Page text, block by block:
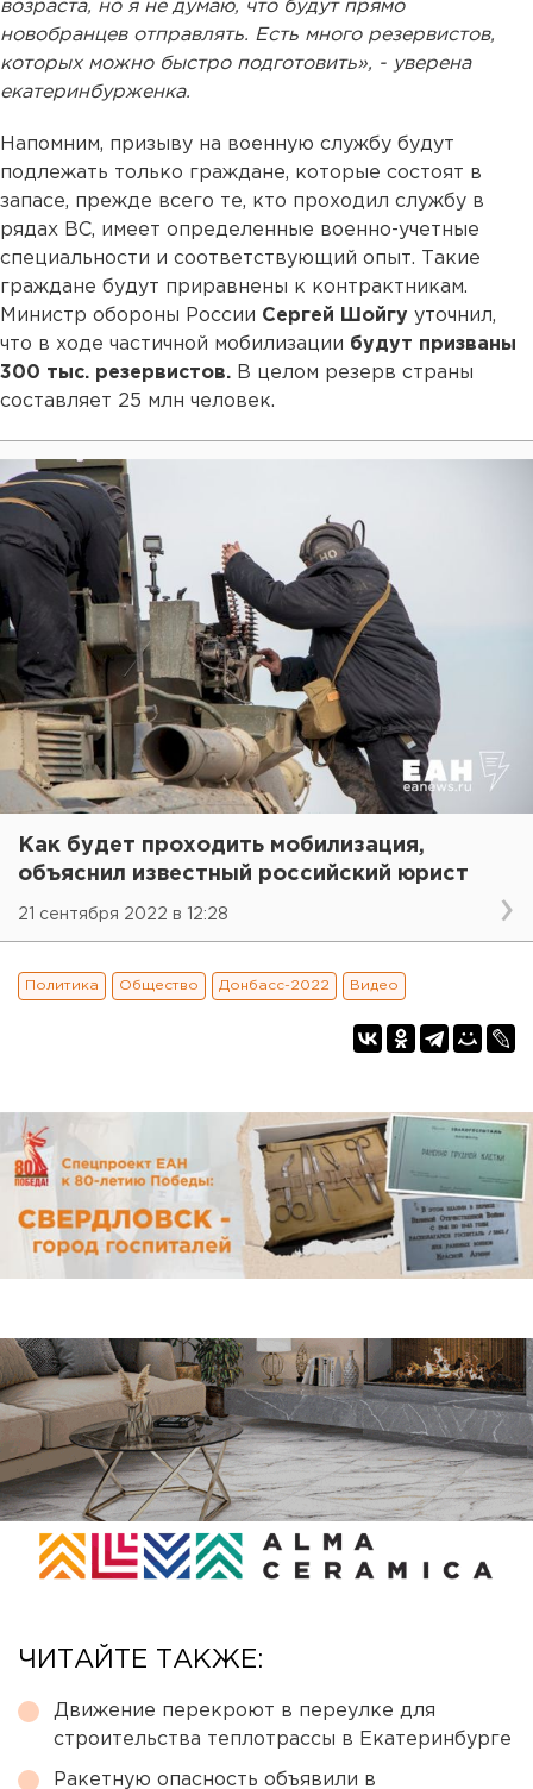
возраста, но я не думаю, что будут прямо
новобранцев отправлять. Есть много резервистов,
которых можно быстро подготовить», - уверена
екатеринбурженка.
Напомним, призыву на военную службу будут
подлежать только граждане, которые состоят в
запасе, прежде всего те, кто проходил службу в
рядах ВС, имеет определенные военно-учетные
специальности и соответствующий опыт. Такие
граждане будут приравнены к контрактникам.
Министр обороны России Сергей Шойгу уточнил,
что в ходе частичной мобилизации будут призваны
300 тыс. резервистов. В целом резерв страны
составляет 25 млн человек.
Как будет проходить мобилизация,
объяснил известный российский юрист
21 сентября 2022 в 12:28
Политика Общество Донбасс-2022 Видео
ЧИТАЙТЕ ТАКЖЕ:
Движение перекроют в переулке для
строительства теплотрассы в Екатеринбурге
Ракетную опасность объявили в